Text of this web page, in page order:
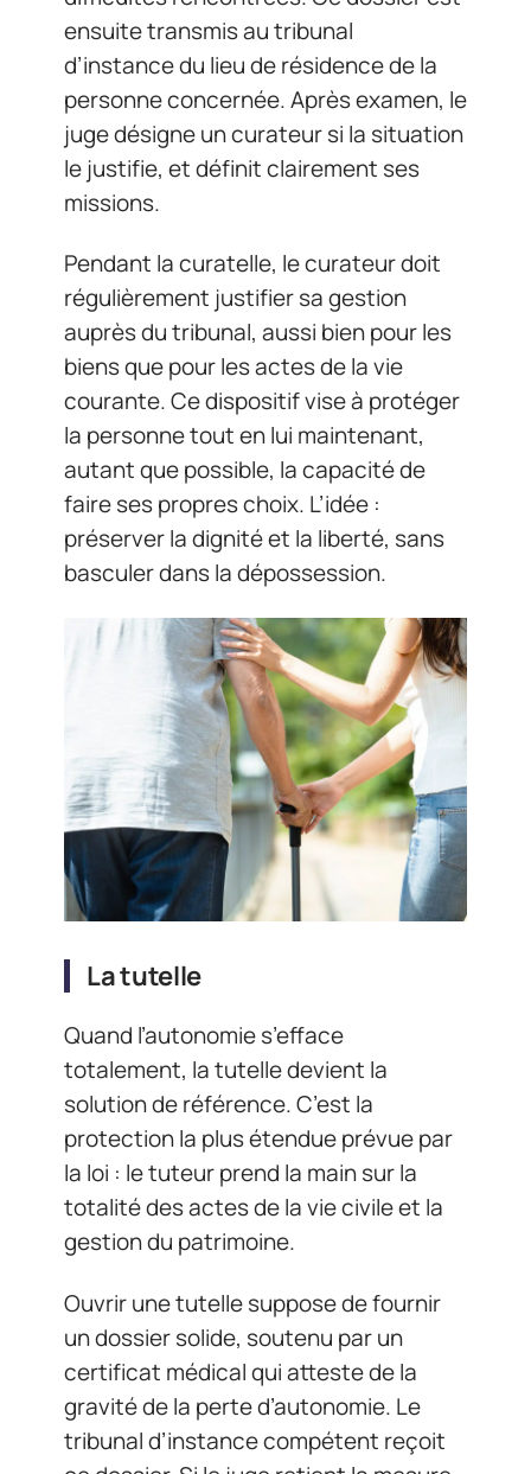
ensuite transmis au tribunal
d’instance du lieu de résidence de la
personne concernée. Après examen, le
juge désigne un curateur si la situation
le justifie, et définit clairement ses
missions.
Pendant la curatelle, le curateur doit
régulièrement justifier sa gestion
auprès du tribunal, aussi bien pour les
biens que pour les actes de la vie
courante. Ce dispositif vise à protéger
la personne tout en lui maintenant,
autant que possible, la capacité de
faire ses propres choix. L’idée :
préserver la dignité et la liberté, sans
basculer dans la dépossession.
La tutelle
Quand l’autonomie s’efface
totalement, la tutelle devient la
solution de référence. C’est la
protection la plus étendue prévue par
la loi : le tuteur prend la main sur la
totalité des actes de la vie civile et la
gestion du patrimoine.
Ouvrir une tutelle suppose de fournir
un dossier solide, soutenu par un
certificat médical qui atteste de la
gravité de la perte d’autonomie. Le
tribunal d’instance compétent reçoit